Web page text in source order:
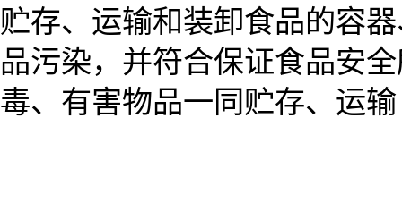
贮存、运输和装卸食品的容
品污染，并符合保证食品安
毒、有害物品一同贮存、运输